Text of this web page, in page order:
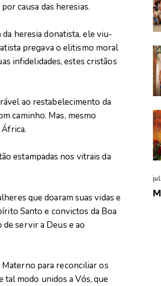
causa das heresias.
heresia donatista, ele viu-
pregava o elitismo moral
infidelidades, estes cristãos
ao restabelecimento da
caminho. Mas, mesmo
estampadas nos vitrais da
que doaram suas vidas e
Santo e convictos da Boa
de servir a Deus e ao
Materno para reconciliar os
tal modo unidos a Vós, que